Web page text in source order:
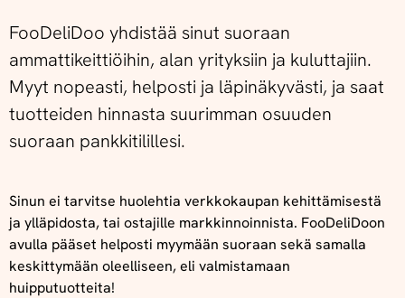
FooDeliDoo yhdistää sinut suoraan
ammattikeittiöihin, alan yrityksiin ja kuluttajiin.
Myyt nopeasti, helposti ja läpinäkyvästi, ja saat
tuotteiden hinnasta suurimman osuuden
suoraan pankkitilillesi.
Sinun ei tarvitse huolehtia verkkokaupan kehittämisestä
ja ylläpidosta, tai ostajille markkinnoinnista. FooDeliDoon
avulla pääset helposti myymään suoraan sekä samalla
keskittymään oleelliseen, eli valmistamaan
huipputuotteita!